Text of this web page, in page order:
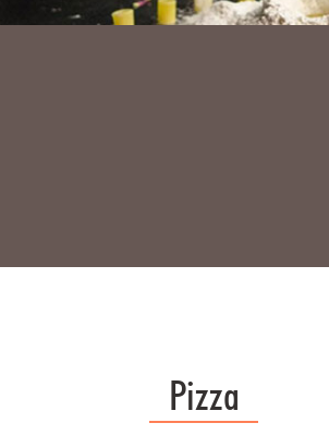
Pizza